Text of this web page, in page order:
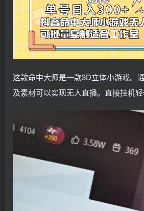
这款命中大师是一款3D立体小游戏。
及素材可以实现无人直播。直接挂机轻